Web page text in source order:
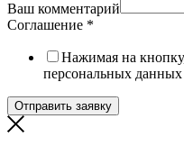
Ваш комментарий
Соглашение *
Нажимая на
персональных данных
Отправить заявку